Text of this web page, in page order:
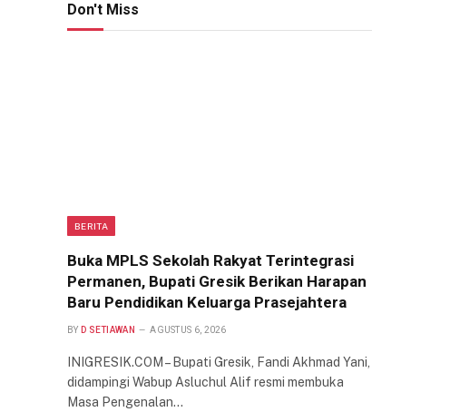
Don't Miss
BERITA
Buka MPLS Sekolah Rakyat Terintegrasi
Permanen, Bupati Gresik Berikan Harapan
Baru Pendidikan Keluarga Prasejahtera
BY D SETIAWAN AGUSTUS 6, 2026
INIGRESIK.COM – Bupati Gresik, Fandi Akhmad Yani,
didampingi Wabup Asluchul Alif resmi membuka
Masa Pengenalan…